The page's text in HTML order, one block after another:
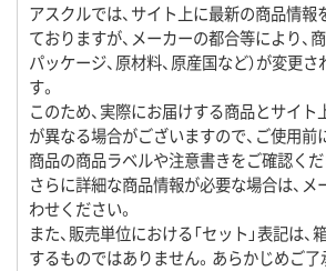
アスクルでは、サイト上に最新の商品情報
ておりますが、メーカーの都合等により、商
パッケージ、原材料、原産国など）が変更
す。
このため、実際にお届けする商品とサイ
が異なる場合がございますので、ご使用前
商品の商品ラベルや注意書きをご確認くだ
さらに詳細な商品情報が必要な場合は、
わせください。
また、販売単位における「セット」表記は
するものではありません。あらかじめご了